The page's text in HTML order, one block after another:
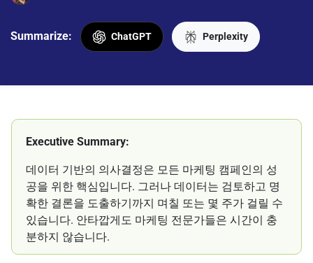
Summarize: ChatGPT Perplexity
Executive Summary:
데이터 기반의 의사결정은 모든 마케팅 캠페인의 성
공을 위한 핵심입니다. 그러나 데이터는 검토하고 명
확한 결론을 도출하기까지 며칠 또는 몇 주가 걸릴 수
있습니다. 안타깝게도 마케팅 전문가들은 시간이 충
분하지 않습니다.